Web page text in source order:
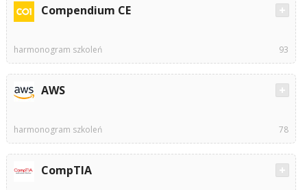
Compendium CE
harmonogram szkoleń 93
AWS
harmonogram szkoleń 78
CompTIA